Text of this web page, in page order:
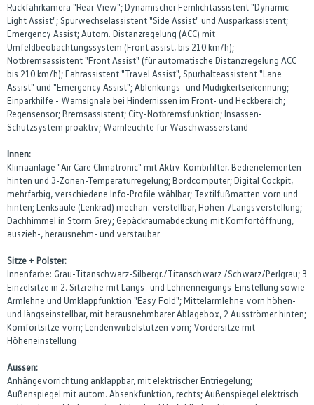
Rückfahrkamera "Rear View"; Dynamischer Fernlichtassistent "Dynamic
Light Assist"; Spurwechselassistent "Side Assist" und Ausparkassistent;
Emergency Assist; Autom. Distanzregelung (ACC) mit
Umfeldbeobachtungssystem (Front assist, bis 210 km/h);
Notbremsassistent "Front Assist" (für automatische Distanzregelung ACC
bis 210 km/h); Fahrassistent "Travel Assist", Spurhalteassistent "Lane
Assist" und "Emergency Assist"; Ablenkungs- und Müdigkeitserkennung;
Einparkhilfe - Warnsignale bei Hindernissen im Front- und Heckbereich;
Regensensor; Bremsassistent; City-Notbremsfunktion; Insassen-
Schutzsystem proaktiv; Warnleuchte für Waschwasserstand
Innen:
Klimaanlage "Air Care Climatronic" mit Aktiv-Kombifilter, Bedienelementen
hinten und 3-Zonen-Temperaturregelung; Bordcomputer; Digital Cockpit,
mehrfarbig, verschiedene Info-Profile wählbar; Textilfußmatten vorn und
hinten; Lenksäule (Lenkrad) mechan. verstellbar, Höhen-/Längsverstellung;
Dachhimmel in Storm Grey; Gepäckraumabdeckung mit Komfortöffnung,
auszieh-, herausnehm- und verstaubar
Sitze + Polster:
Innenfarbe: Grau-Titanschwarz-Silbergr./Titanschwarz /Schwarz/Perlgrau; 3
Einzelsitze in 2. Sitzreihe mit Längs- und Lehnenneigungs-Einstellung sowie
Armlehne und Umklappfunktion "Easy Fold"; Mittelarmlehne vorn höhen-
und längseinstellbar, mit herausnehmbarer Ablagebox, 2 Ausströmer hinten;
Komfortsitze vorn; Lendenwirbelstützen vorn; Vordersitze mit
Höheneinstellung
Aussen:
Anhängevorrichtung anklappbar, mit elektrischer Entriegelung;
Außenspiegel mit autom. Absenkfunktion, rechts; Außenspiegel elektrisch